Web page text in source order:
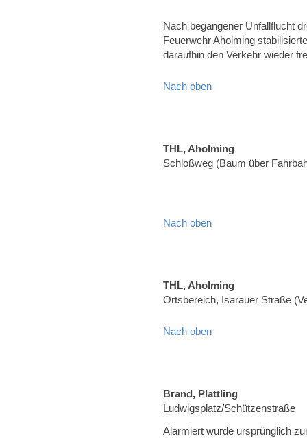
Nach begangener Unfallflucht
Feuerwehr Aholming
daraufhin den Verkehr wieder
Nach oben
THL, Aholming
Schloßweg (Baum über
Nach oben
THL, Aholming
Ortsbereich, Isarauer Straße
Nach oben
Brand, Plattling
Ludwigsplatz/Schützenstraße
Alarmiert wurde ursprünglich